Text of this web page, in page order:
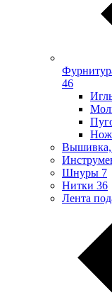
46
Шнуры 7
Нитки 36
Лента